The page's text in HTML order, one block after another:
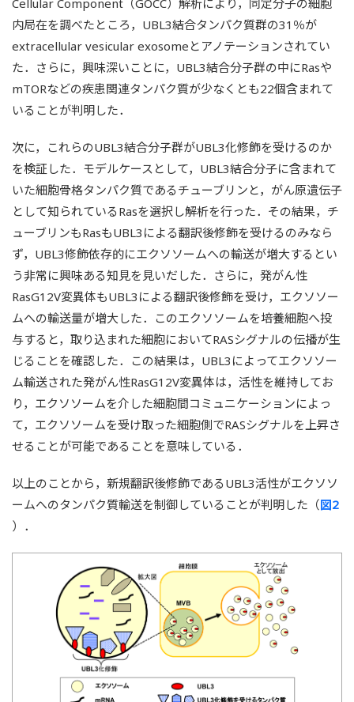
Cellular Component（GOCC）解析により，同定分子の細胞
内局在を調べたところ，UBL3結合タンパク質群の31％が
extracellular vesicular exosomeとアノテーションされてい
た．さらに，興味深いことに，UBL3結合分子群の中にRasや
mTORなどの疾患関連タンパク質が少なくとも22個含まれて
いることが判明した．
次に，これらのUBL3結合分子群がUBL3化修飾を受けるのか
を検証した．モデルケースとして，UBL3結合分子に含まれて
いた細胞骨格タンパク質であるチューブリンと，がん原遺伝子
として知られているRasを選択し解析を行った．その結果，チ
ューブリンもRasもUBL3による翻訳後修飾を受けるのみなら
ず，UBL3修飾依存的にエクソソームへの輸送が増大するとい
う非常に興味ある知見を見いだした．さらに，発がん性
RasG12V変異体もUBL3による翻訳後修飾を受け，エクソソー
ムへの輸送量が増大した．このエクソソームを培養細胞へ投
与すると，取り込まれた細胞においてRASシグナルの伝播が生
じることを確認した．この結果は，UBL3によってエクソソー
ム輸送された発がん性RasG12V変異体は，活性を維持してお
り，エクソソームを介した細胞間コミュニケーションによっ
て，エクソソームを受け取った細胞側でRASシグナルを上昇さ
せることが可能であることを意味している．
以上のことから，新規翻訳後修飾であるUBL3活性がエクソソ
ームへのタンパク質輸送を制御していることが判明した（図2
）．